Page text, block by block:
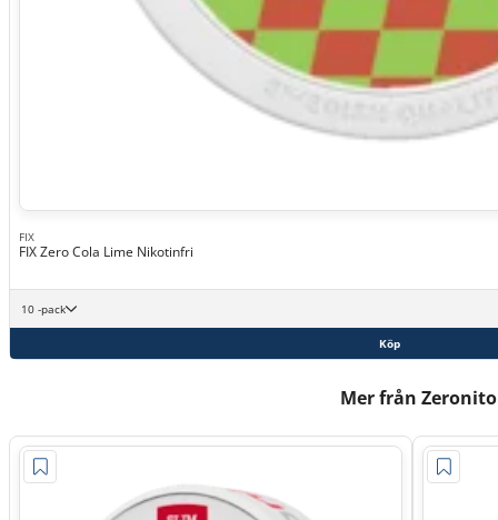
FIX
FIX Zero Cola Lime Nikotinfri
10 -pack
Köp
Mer från Zeronito